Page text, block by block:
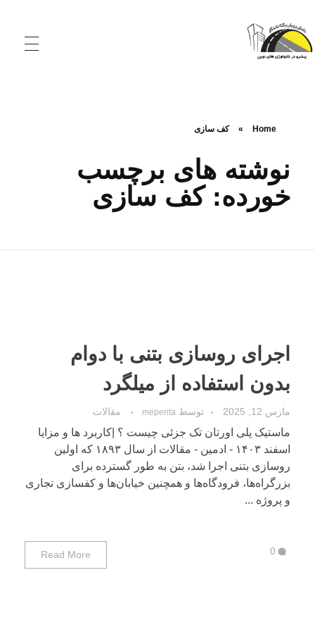
Home
» کف سازی
نوشته های برچسب
خورده: کف سازی
اجرای روسازی بتنی با دوام
بدون استفاده از میلگرد
مارس 12, 2025 توسط mepenta مقالات
ماستیک پلی اورتان تک جزئی چیست ؟ |کاربرد ها و مزایا
اسفند ۱۴۰۳ - ادمین - مقالات از سال ۱۸۹۳ که اولین
روسازی بتنی اجرا شد، بتن به طور گسترده برای
بزرگراه‌ها، فرودگاه‌ها و همچنین خیابان‌ها و کفسازی تجاری
و پروژه ...
Read More 0